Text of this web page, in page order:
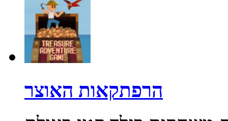
הרפתקאות האוצר